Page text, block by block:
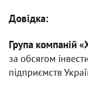
Довідка:
Група компаній
за обсягом
підприємств